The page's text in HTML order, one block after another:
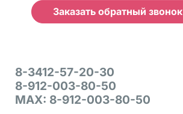
Заказать обратный звонок
8-3412-57-20-30
8-912-003-80-50
MAX: 8-912-003-80-50